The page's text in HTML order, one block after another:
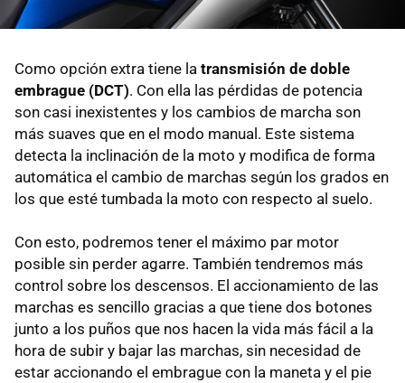
Como opción extra tiene la transmisión de doble
embrague (DCT). Con ella las pérdidas de potencia
son casi inexistentes y los cambios de marcha son
más suaves que en el modo manual. Este sistema
detecta la inclinación de la moto y modifica de forma
automática el cambio de marchas según los grados en
los que esté tumbada la moto con respecto al suelo.
Con esto, podremos tener el máximo par motor
posible sin perder agarre. También tendremos más
control sobre los descensos. El accionamiento de las
marchas es sencillo gracias a que tiene dos botones
junto a los puños que nos hacen la vida más fácil a la
hora de subir y bajar las marchas, sin necesidad de
estar accionando el embrague con la maneta y el pie